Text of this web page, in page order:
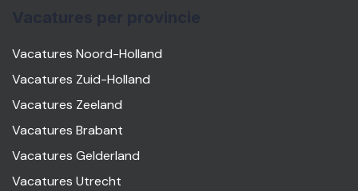
Vacatures Noord-Holland
Vacatures Zuid-Holland
Vacatures Zeeland
Vacatures Brabant
Vacatures Gelderland
Vacatures Utrecht